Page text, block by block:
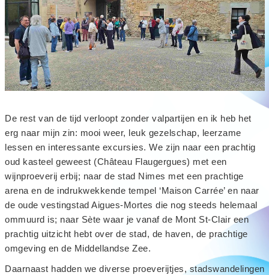
De rest van de tijd verloopt zonder valpartijen en ik heb het
erg naar mijn zin: mooi weer, leuk gezelschap, leerzame
lessen en interessante excursies. We zijn naar een prachtig
oud kasteel geweest (Château Flaugergues) met een
wijnproeverij erbij; naar de stad Nimes met een prachtige
arena en de indrukwekkende tempel ‘Maison Carrée’ en naar
de oude vestingstad Aigues-Mortes die nog steeds helemaal
ommuurd is; naar Sète waar je vanaf de Mont St-Clair een
prachtig uitzicht hebt over de stad, de haven, de prachtige
omgeving en de Middellandse Zee.
Daarnaast hadden we diverse proeverijtjes, stadswandelingen